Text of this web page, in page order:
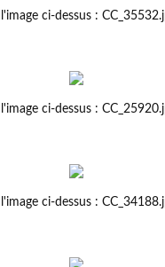
ci-dessus :
ci-dessus :
ci-dessus :